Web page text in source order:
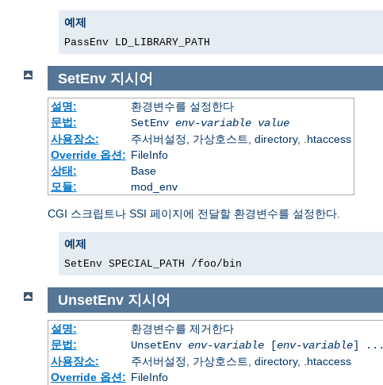
예제
PassEnv LD_LIBRARY_PATH
SetEnv 지시어
설명:
환경변수를 설정한다
문법:
SetEnv env-variable value
사용장소:
주서버설정, 가상호스트, directory, .htaccess
Override 옵션: FileInfo
상태:
Base
모듈:
mod_env
CGI 스크립트나 SSI 페이지에 전달할 환경변수를 설정한다.
예제
SetEnv SPECIAL_PATH /foo/bin
UnsetEnv 지시어
설명:
환경변수를 제거한다
문법:
UnsetEnv env-variable[env-variable] ...
사용장소:
주서버설정, 가상호스트, directory, .htaccess
Override 옵션: FileInfo